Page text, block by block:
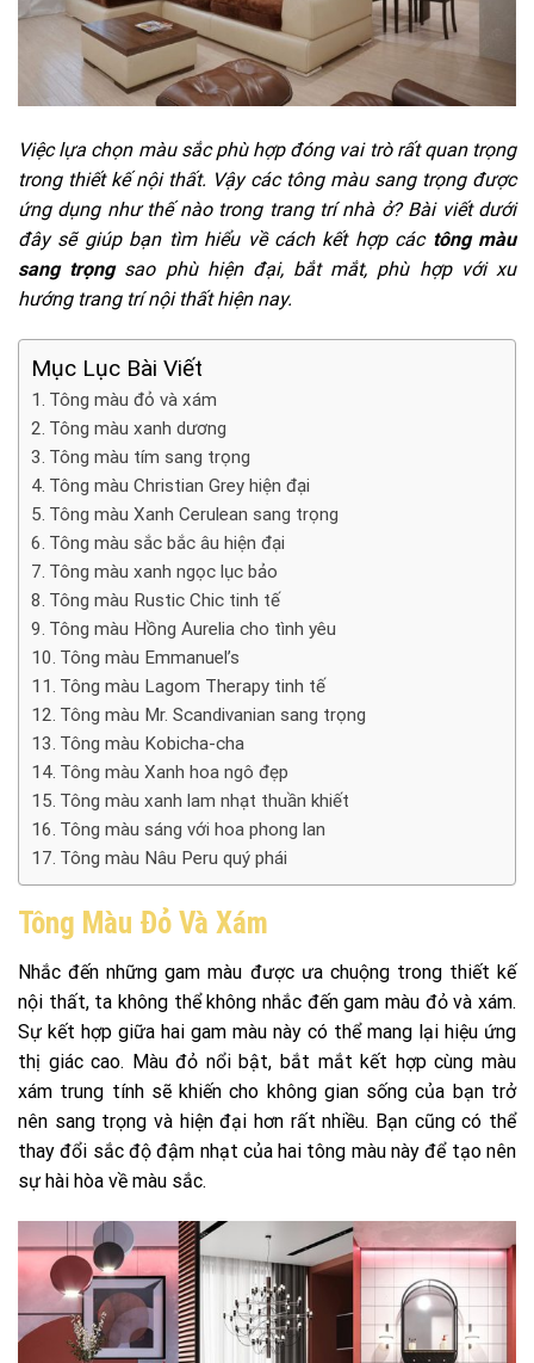
Việc lựa chọn màu sắc phù hợp đóng vai trò rất quan trọng
trong thiết kế nội thất. Vậy các tông màu sang trọng được
ứng dụng như thế nào trong trang trí nhà ở? Bài viết dưới
đây sẽ giúp bạn tìm hiểu về cách kết hợp các tông màu
sang trọngsao phù hiện đại, bắt mắt, phù hợp với xu
hướng trang trí nội thất hiện nay.
Mục Lục Bài Viết
Tông màu đỏ và xám
Tông màu xanh dương
Tông màu tím sang trọng
Tông màu Christian Grey hiện đại
Tông màu Xanh Cerulean sang trọng
Tông màu sắc bắc âu hiện đại
Tông màu xanh ngọc lục bảo
Tông màu Rustic Chic tinh tế
Tông màu Hồng Aurelia cho tình yêu
Tông màu Emmanuel’s
Tông màu Lagom Therapy tinh tế
Tông màu Mr. Scandivanian sang trọng
Tông màu Kobicha-cha
Tông màu Xanh hoa ngô đẹp
Tông màu xanh lam nhạt thuần khiết
Tông màu sáng với hoa phong lan
Tông màu Nâu Peru quý phái
Tông Màu Đỏ Và Xám
Nhắc đến những gam màu được ưa chuộng trong thiết kế
nội thất, ta không thể không nhắc đến gam màu đỏ và xám.
Sự kết hợp giữa hai gam màu này có thể mang lại hiệu ứng
thị giác cao. Màu đỏ nổi bật, bắt mắt kết hợp cùng màu
xám trung tính sẽ khiến cho không gian sống của bạn trở
nên sang trọng và hiện đại hơn rất nhiều. Bạn cũng có thể
thay đổi sắc độ đậm nhạt của hai tông màu này để tạo nên
sự hài hòa về màu sắc.